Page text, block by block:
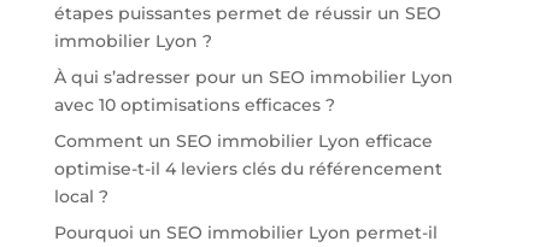
étapes puissantes permet de réussir un SEO
immobilier Lyon ?
À qui s’adresser pour un SEO immobilier Lyon
avec 10 optimisations efficaces ?
Comment un SEO immobilier Lyon efficace
optimise-t-il 4 leviers clés du référencement
local ?
Pourquoi un SEO immobilier Lyon permet-il